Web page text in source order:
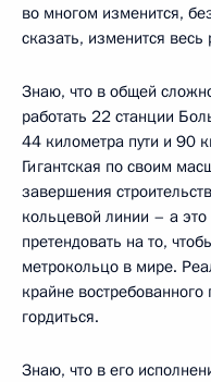
во многом изменится,
сказать, изменится
Знаю, что в общей
работать 22 станции
44 километра пути и 90
Гигантская по своим
завершения
кольцевой линии – а
претендовать на то,
метрокольцо в мире.
крайне
гордиться.
Знаю, что в его